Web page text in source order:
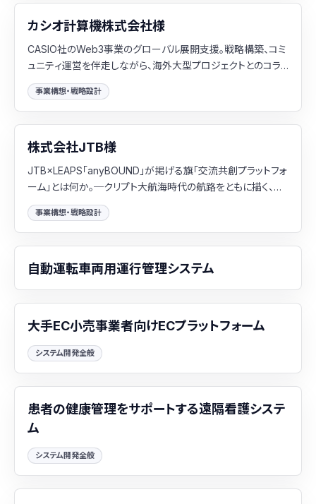
カシオ計算機株式会社様
CASIO社のWeb3事業のグローバル展開支援。戦略構築、コミ
ュニティ運営を伴走しながら、海外大型プロジェクトとのコラ
ボを実現
事業構想・戦略設計
株式会社JTB様
JTB×​LEAPS「anyBOUND」​​が掲げる旗「交流共創プラットフォ
ーム」とは何か​​。​─​クリプト大航海時代の航路をともに描く、
Pacific Meta の挑戦​
事業構想・戦略設計
自動運転車両用運行管理システム
大手EC小売事業者向けECプラットフォーム
システム開発全般
患者の健康管理をサポートする遠隔看護システ
ム
システム開発全般